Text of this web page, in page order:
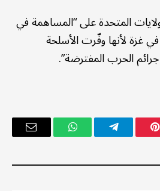
المتحدة على “المساهمة في
غزة لأنها وفّرت الأسلحة
الحرب المفترضة”.
بينتيريستتيلقرام واتساب
البريد